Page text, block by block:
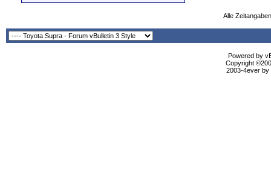
Alle
Powered by
Copyright
2003-4ever by